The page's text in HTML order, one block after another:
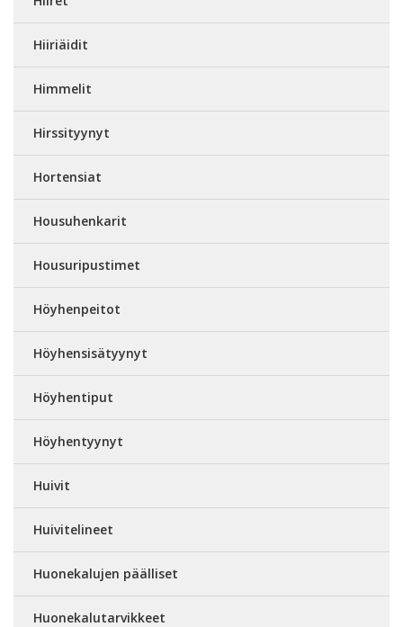
Hiiriäidit
Himmelit
Hirssityynyt
Hortensiat
Housuhenkarit
Housuripustimet
Höyhenpeitot
Höyhensisätyynyt
Höyhentiput
Höyhentyynyt
Huivit
Huivitelineet
Huonekalujen päälliset
Huonekalutarvikkeet